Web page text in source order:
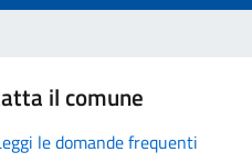
il comune
le domande frequenti